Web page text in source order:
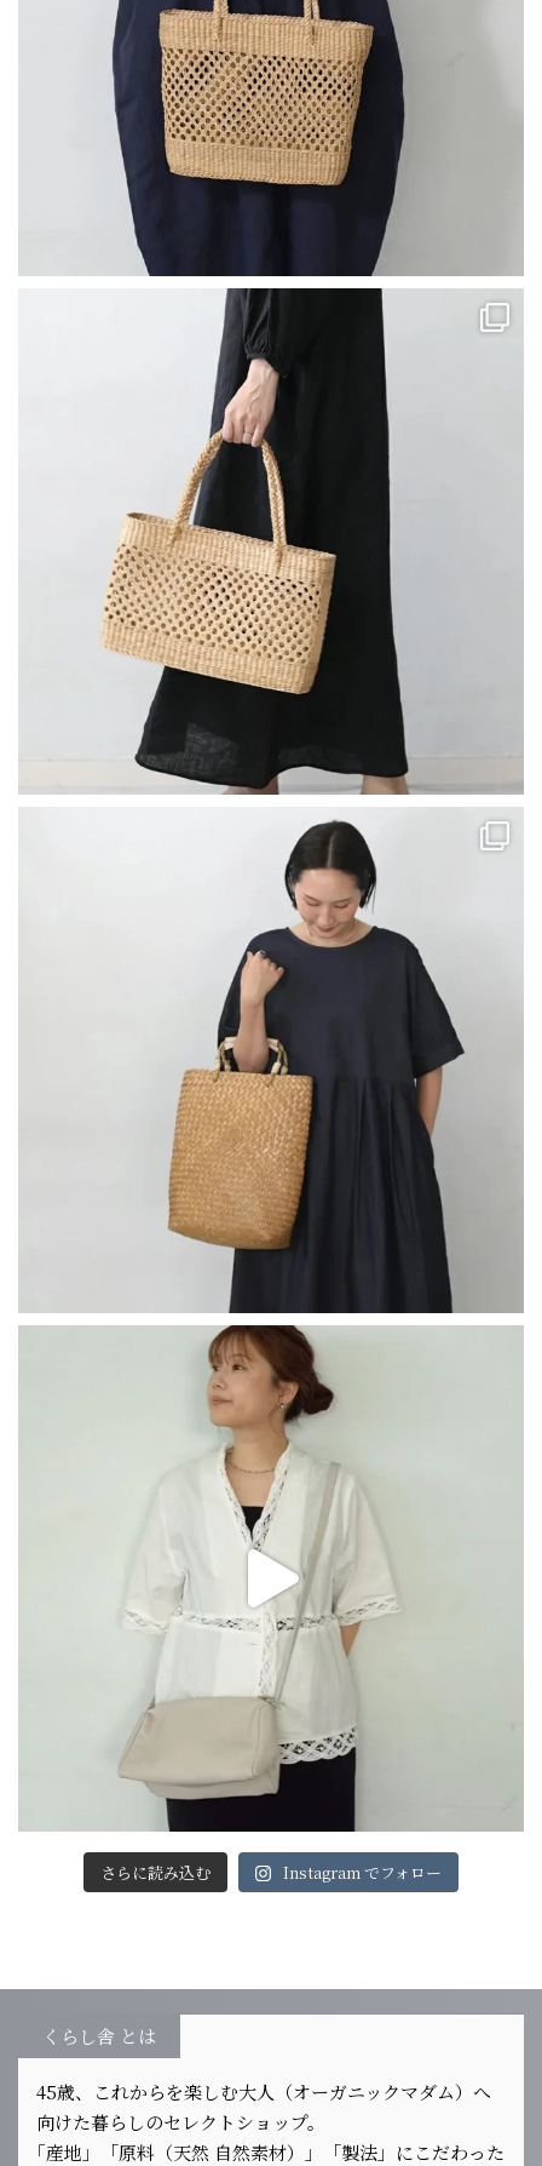
さらに読み込む Instagram でフォロー
くらし舎 とは
45歳、これからを楽しむ大人（オーガニックマダム）へ
向けた暮らしのセレクトショップ。
｢産地」「原料（天然 自然素材）」「製法」にこだわった